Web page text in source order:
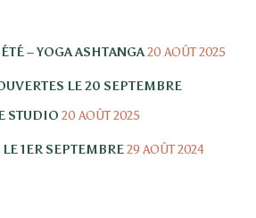
– YOGA ASHTANGA20 AOÛT 2025
LE 20 SEPTEMBRE
STUDIO 20 AOÛT 2025
1ER SEPTEMBRE29 AOÛT 2024